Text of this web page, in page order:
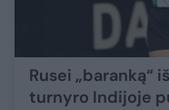
Rusei „baranką“
turnyro Indijoje